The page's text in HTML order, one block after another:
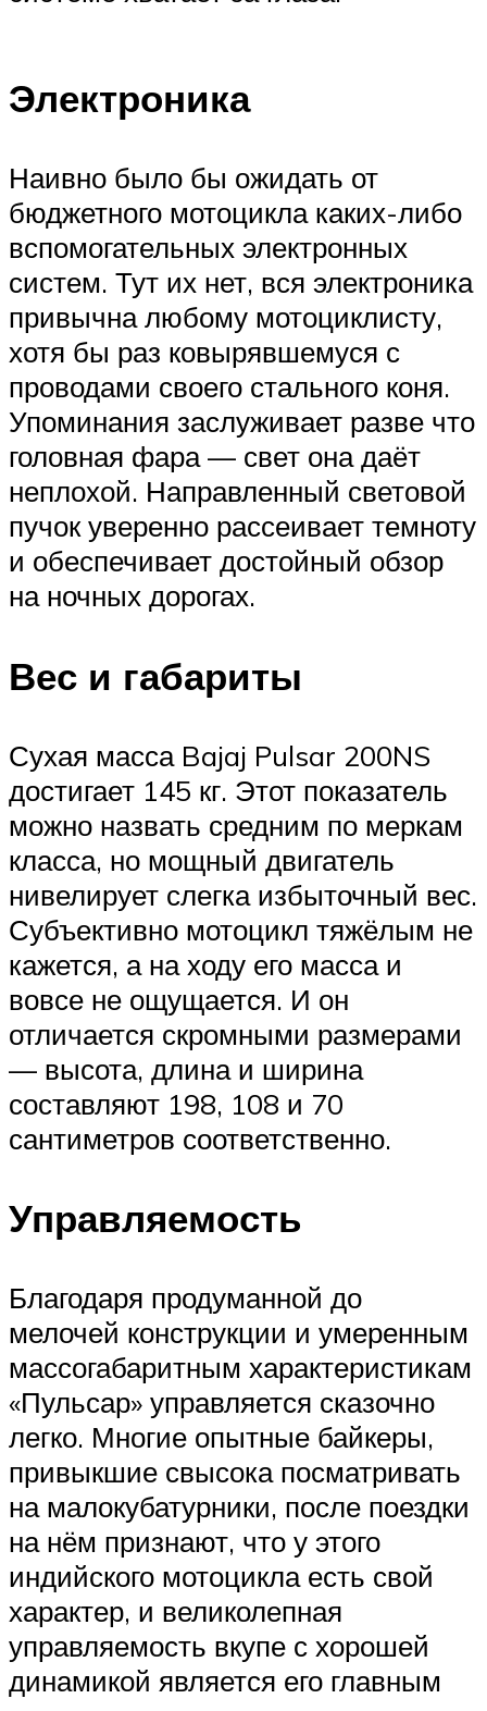
Электроника
Наивно было бы ожидать от
бюджетного мотоцикла каких-либо
вспомогательных электронных
систем. Тут их нет, вся электроника
привычна любому мотоциклисту,
хотя бы раз ковырявшемуся с
проводами своего стального коня.
Упоминания заслуживает разве что
головная фара — свет она даёт
неплохой. Направленный световой
пучок уверенно рассеивает темноту
и обеспечивает достойный обзор
на ночных дорогах.
Вес и габариты
Сухая масса Bajaj Pulsar 200NS
достигает 145 кг. Этот показатель
можно назвать средним по меркам
класса, но мощный двигатель
нивелирует слегка избыточный вес.
Субъективно мотоцикл тяжёлым не
кажется, а на ходу его масса и
вовсе не ощущается. И он
отличается скромными размерами
— высота, длина и ширина
составляют 198, 108 и 70
сантиметров соответственно.
Управляемость
Благодаря продуманной до
мелочей конструкции и умеренным
массогабаритным характеристикам
«Пульсар» управляется сказочно
легко. Многие опытные байкеры,
привыкшие свысока посматривать
на малокубатурники, после поездки
на нём признают, что у этого
индийского мотоцикла есть свой
характер, и великолепная
управляемость вкупе с хорошей
динамикой является его главным